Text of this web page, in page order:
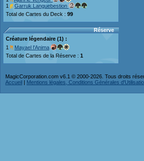
1
Garruk Languebestion
Total de Cartes du Deck : 99
Réserve
Créature légendaire (1) :
1
Mayael l'Anima
Total de Cartes de la Réserve : 1
MagicCorporation.com v6.1 © 2000-2026. Tous droits
Accueil | Mentions légales, Conditions Générales